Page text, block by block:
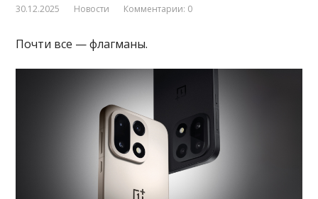
30.12.2025 Новости Комментарии: 0
Почти все — флагманы.